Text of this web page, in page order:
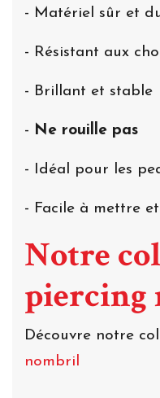
- Matériel sûr et
- Résistant aux
- Brillant et stable
- Ne rouille pas
- Idéal pour les
- Facile à mettre
Notre
Découvre notre
nombril